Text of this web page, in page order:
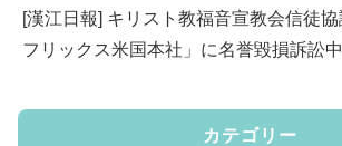
[漢江日報] キリスト教福音宣教会信徒
フリックス米国本社」に名誉毀損訴訟中
カテゴリー